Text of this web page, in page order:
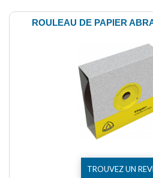
ROULEAU DE PAPIER
TROUVEZ UN